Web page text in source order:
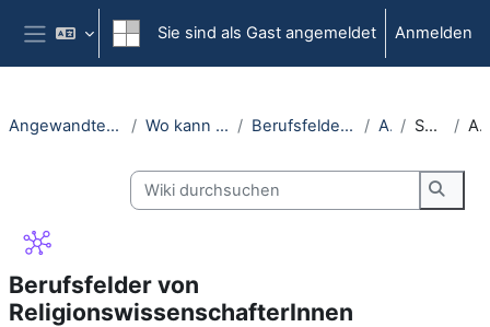
Zum Hauptinhalt
Website-Übersicht
Sie sind als Gast angemeldet Anmelden
Angewandte Religionswissenschaft (Öffentlich) Wo kann ich ein Praktikum absolvieren? Berufsfelder von ReligionswissenschafterInnen Anzeigen Soziale Beratung
Wiki durchsuchen
Wiki
Berufsfelder von
ReligionswissenschafterInnen